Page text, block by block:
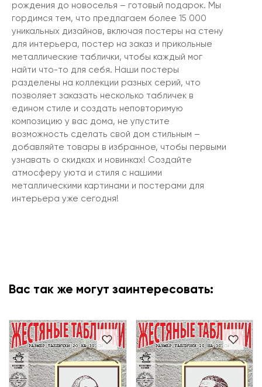
рождения до новоселья – готовый подарок. Мы
гордимся тем, что предлагаем более 15 000
уникальных дизайнов, включая постеры на стену
для интерьера, постер на заказ и прикольные
металлические таблички, чтобы каждый мог
найти что-то для себя. Наши постеры
разделены на коллекции разных серий, что
позволяет заказать несколько табличек в
едином стиле и создать неповторимую
композицию у вас дома, не упустите
возможность сделать свой дом стильным –
добавляйте товары в избранное, чтобы первыми
узнавать о скидках и новинках! Создайте
атмосферу уюта и стиля с нашими
металлическими картинами и постерами для
интерьера уже сегодня!
Вас так же могут заинтересовать: